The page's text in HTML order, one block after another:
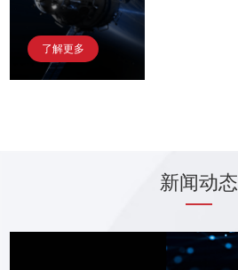
了解更多
新闻动态